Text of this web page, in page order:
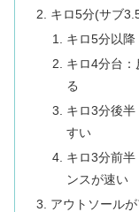
キロ5分(サブ
キロ5分以
キロ4分台
る
キロ3分後
すい
キロ3分前
ンスが速い
アウトソール